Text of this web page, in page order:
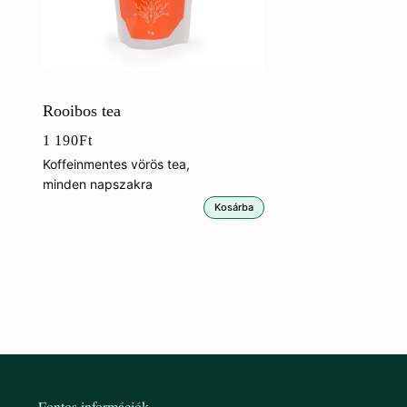
Rooibos tea
1 190Ft
Koffeinmentes vörös tea,
minden napszakra
Kosárba